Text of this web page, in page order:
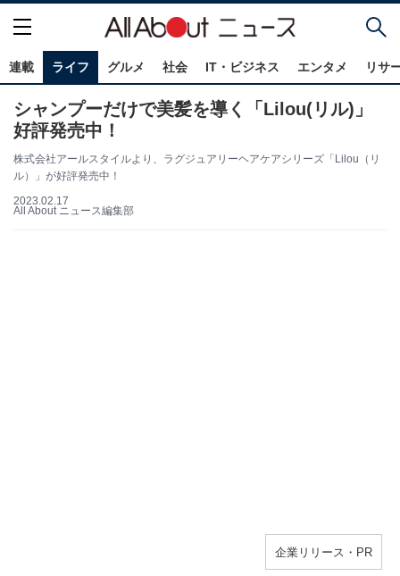
連載 ライフ グルメ 社会 IT・ビジネス エンタメ リサ
シャンプーだけで美髪を導く「Lilou(リル)」
好評発売中！
株式会社アールスタイルより、ラグジュアリーヘアケアシリーズ「Lilou（リ
ル）」が好評発売中！
2023.02.17
All About ニュース編集部
企業リリース・PR